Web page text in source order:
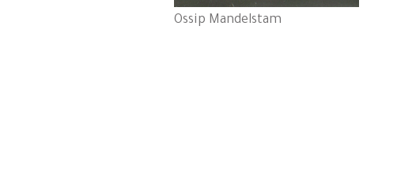
Ossip Mandelstam